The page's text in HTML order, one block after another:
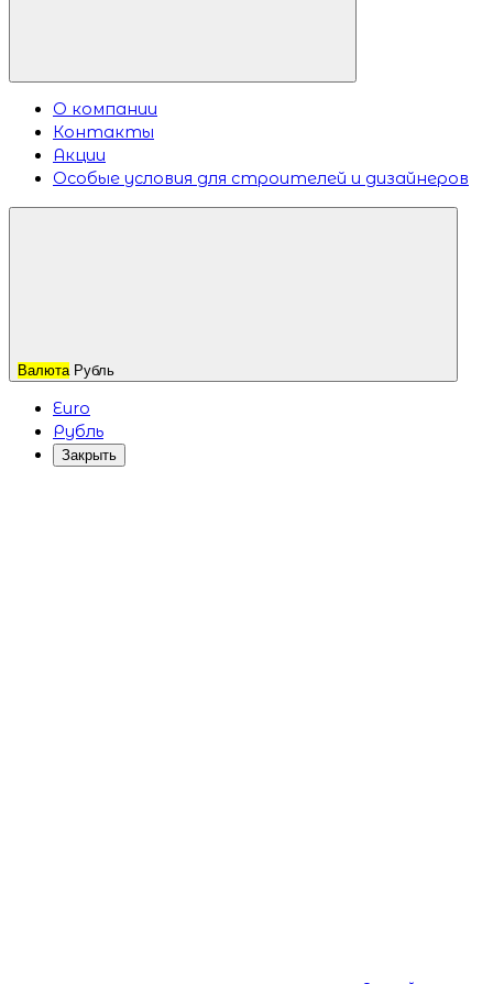
О компании
Контакты
Акции
Особые условия для строителей и дизайнеров
Валюта Рубль
Euro
Рубль
Закрыть